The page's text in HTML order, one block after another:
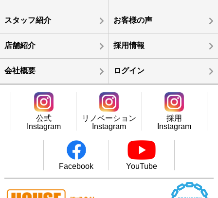
スタッフ紹介 お客様の声
店舗紹介 採用情報
会社概要 ログイン
公式
Instagram
リノベーション
Instagram
採用
Instagram
Facebook YouTube